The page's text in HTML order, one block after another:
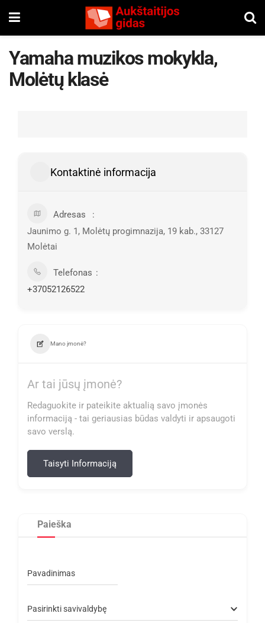
Yamaha muzikos mokykla,
Molėtų klasė
Kontaktinė informacija
Adresas
Jaunimo g. 1, Molėtų progimnazija, 19 kab., 33127
Molėtai
Telefonas
+37052126522
Mano įmonė?
Ar tai jūsų įmonė?
Redaguokite ir pateikite aktualią savo įmonės
informaciją - tai geriausias būdas valdyti ir apsaugoti
savo verslą.
Taisyti Informaciją
Paieška
Pavadinimas
Pasirinkti savivaldybę